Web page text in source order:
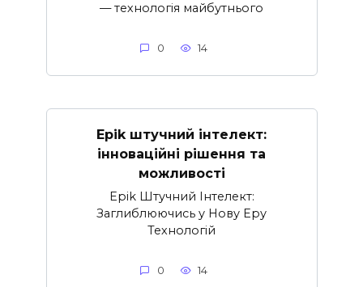
— технологія майбутнього
0 14
Epik штучний інтелект:
інноваційні рішення та
можливості
Epik Штучний Інтелект:
Заглиблюючись у Нову Еру
Технологій
0 14